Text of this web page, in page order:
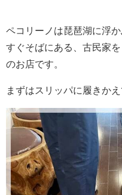
ペコリーノは琵琶湖に浮
すぐそばにある、古民家
のお店です。
まずはスリッパに履きかえ